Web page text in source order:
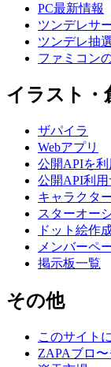
PC最新情報
ツンデレサ
ツンデレ抽
ファミコン
イラスト・
ザパイラ
Webアプリ
公開APIを
公開API利
キャラクタ
スターオー
ドット絵作
メンバーペ
掲示板一覧
その他
このサイト
ZAPAブロ〜